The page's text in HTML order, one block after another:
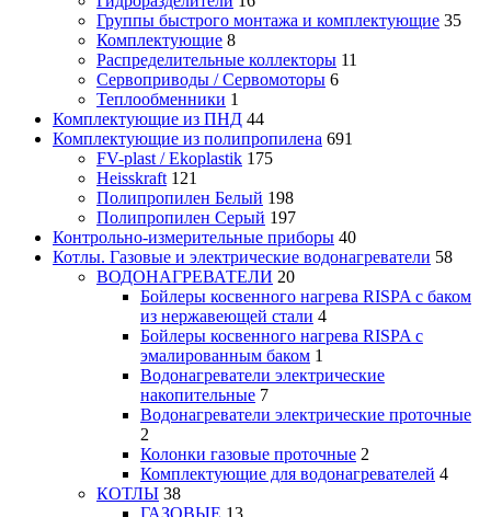
Группы быстрого монтажа и комплектующие 35
Комплектующие 8
Распределительные коллекторы 11
Сервоприводы / Сервомоторы 6
Теплообменники 1
Комплектующие из ПНД 44
Комплектующие из полипропилена 691
FV-plast / Ekoplastik 175
Heisskraft 121
Полипропилен Белый 198
Полипропилен Серый 197
Контрольно-измерительные приборы 40
Котлы. Газовые и электрические водонагреватели 58
ВОДОНАГРЕВАТЕЛИ 20
Бойлеры косвенного нагрева RISPA с баком
из нержавеющей стали 4
Бойлеры косвенного нагрева RISPA с
эмалированным баком 1
Водонагреватели электрические
накопительные 7
Водонагреватели электрические проточные
2
Колонки газовые проточные 2
Комплектующие для водонагревателей 4
КОТЛЫ 38
ГАЗОВЫЕ 13